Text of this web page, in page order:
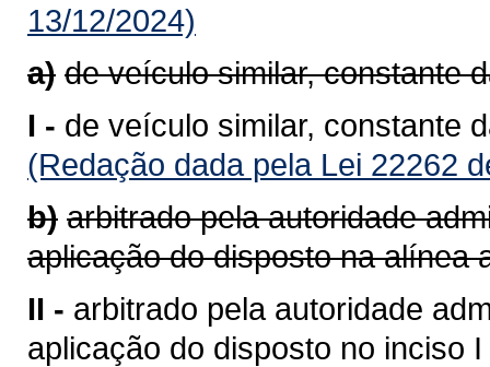
13/12/2024)
a) de veículo similar, constante
I - de veículo similar, constante
(Redação dada pela Lei 22262
b) arbitrado pela autoridade
aplicação do disposto na alínea
II - arbitrado pela autoridade
aplicação do disposto no inciso